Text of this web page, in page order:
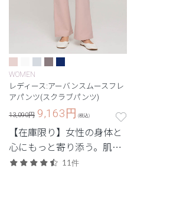
WOMEN
レディース:アーバンスムースフレ
アパンツ(スクラブパンツ)
13,090円 9,163円 (税込)
【在庫限り】女性の身体と
心にもっと寄り添う。肌触
りにこだわった素材と柔ら
11件